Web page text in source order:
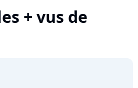
+ vus de